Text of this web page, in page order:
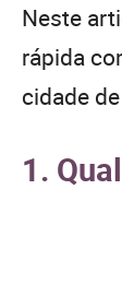
Neste
rápida
cidade de
1.